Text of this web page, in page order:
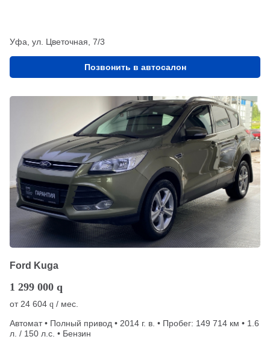
Уфа, ул. Цветочная, 7/3
Позвонить в автосалон
Ford Kuga
1 299 000 q
от24 604 q / мес.
Автомат • Полный привод • 2014 г. в. • Пробег: 149 714 км • 1.6
л. / 150 л.с. • Бензин